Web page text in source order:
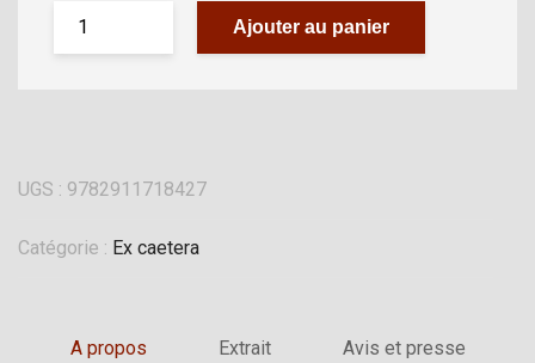
Ajouter au panier
UGS : 9782911718427
Catégorie : Ex caetera
A propos Extrait Avis et presse